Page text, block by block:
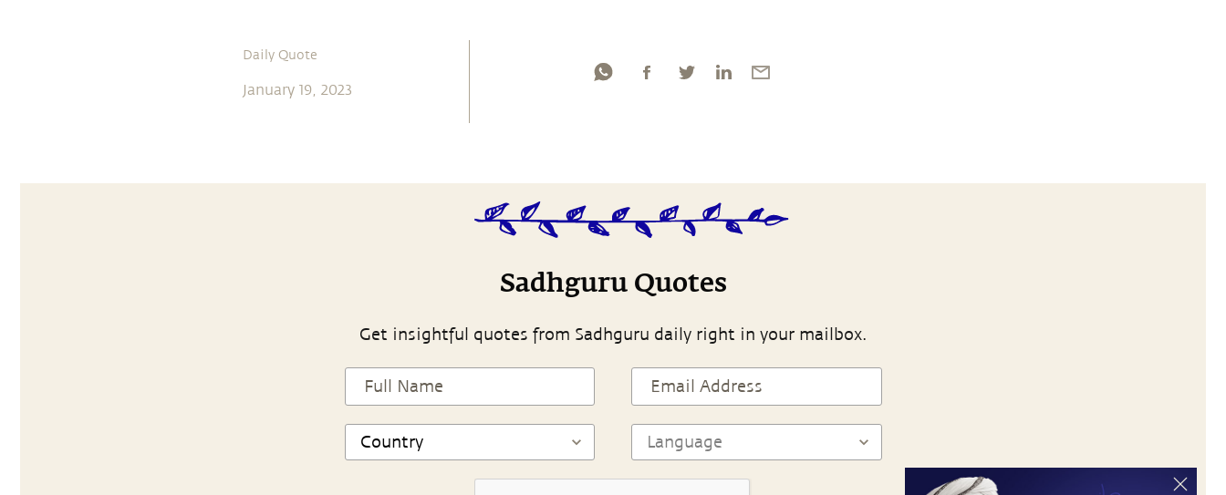
Daily Quote
January 19, 2023
Sadhguru Quotes
Get insightful quotes from Sadhguru daily right in your mailbox.